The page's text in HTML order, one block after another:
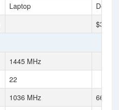
Laptop
$349
1445 MHz
22
1036 MHz
669